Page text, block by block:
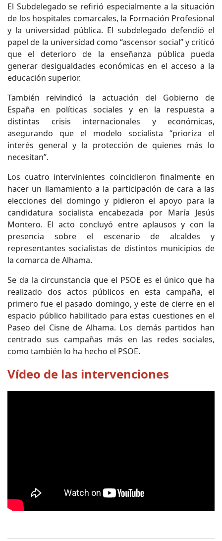
El Subdelegado se refirió especialmente a la situación
de los hospitales comarcales, la Formación Profesional
y la universidad pública. El subdelegado defendió el
papel de la universidad como “ascensor social” y criticó
que el deterioro de la enseñanza pública pueda
generar desigualdades económicas en el acceso a la
educación superior.
También reivindicó la actuación del Gobierno de
España en políticas sociales y en la respuesta a
distintas crisis internacionales y económicas,
asegurando que el modelo socialista “prioriza el
interés general y la protección de quienes más lo
necesitan”.
Los cuatro intervinientes coincidieron finalmente en
hacer un llamamiento a la participación de cara a las
elecciones del domingo y pidieron el apoyo para la
candidatura socialista encabezada por María Jesús
Montero. El acto concluyó entre aplausos y con la
presencia sobre el escenario de alcaldes y
representantes socialistas de distintos municipios de
la comarca de Alhama.
Se da la circunstancia que el PSOE es el único que ha
realizado dos actos públicos en esta campaña, el
primero fue el pasado domingo, y este de cierre en el
espacio público habilitado para estas cuestiones en el
Paseo del Cisne de Alhama. Los demás partidos han
centrado sus campañas más en las redes sociales,
como también lo ha hecho el PSOE.
Vídeo de las intervenciones